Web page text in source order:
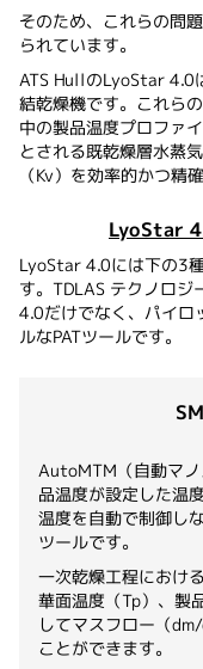
そのため、これらの問
られています。
ATS HullのLyoStar 4.0
結乾燥機です。これら
中の製品温度プロファ
とされる既乾燥層水蒸
（Kv）を効率的かつ精
LyoStar
LyoStar 4.0には下の3
す。TDLAS テクノロ
4.0だけでなく、パイロ
ルなPATツールです。
AutoMTM（自動マ
品温度が設定した温
温度を自動で制御し
ツールです。
一次乾燥工程におけ
華面温度（Tp）、製
してマスフロー（
ことができます。